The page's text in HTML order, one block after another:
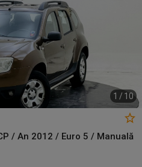
1 / 10
/ An 2012 / Euro 5 / Manuală